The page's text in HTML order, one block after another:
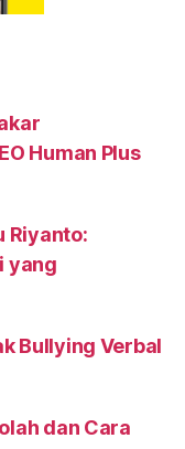
Human Plus
Riyanto:
yang
Bullying Verbal
dan Cara